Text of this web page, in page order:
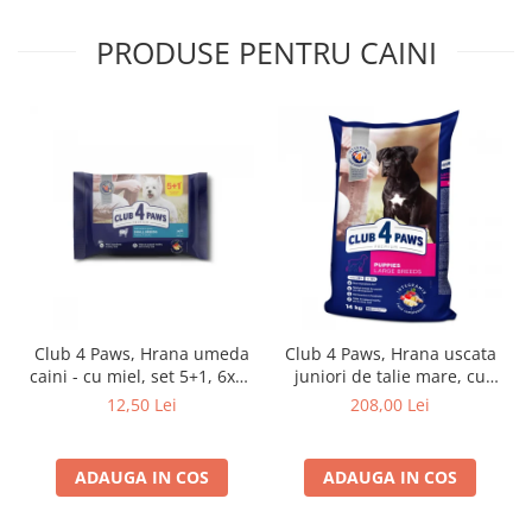
PRODUSE PENTRU CAINI
Club 4 Paws, Hrana umeda
caini - cu miel, set 5+1, 6x80
g
12,50 Lei
ADAUGA IN COS
Club 4 Paws, Hrana uscata
juniori de talie mare, cu
pui, 14kg
208,00 Lei
ADAUGA IN COS